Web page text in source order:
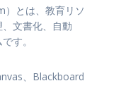
とは、教育リソ
文書化、自動
す。
、Blackboard